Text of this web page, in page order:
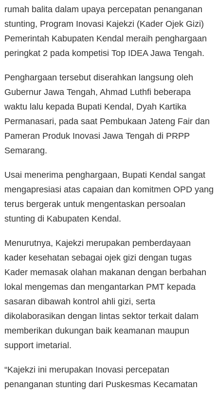
rumah balita dalam upaya percepatan penanganan
stunting, Program Inovasi Kajekzi (Kader Ojek Gizi)
Pemerintah Kabupaten Kendal meraih penghargaan
peringkat 2 pada kompetisi Top IDEA Jawa Tengah.
Penghargaan tersebut diserahkan langsung oleh
Gubernur Jawa Tengah, Ahmad Luthfi beberapa
waktu lalu kepada Bupati Kendal, Dyah Kartika
Permanasari, pada saat Pembukaan Jateng Fair dan
Pameran Produk Inovasi Jawa Tengah di PRPP
Semarang.
Usai menerima penghargaan, Bupati Kendal sangat
mengapresiasi atas capaian dan komitmen OPD yang
terus bergerak untuk mengentaskan persoalan
stunting di Kabupaten Kendal.
Menurutnya, Kajekzi merupakan pemberdayaan
kader kesehatan sebagai ojek gizi dengan tugas
Kader memasak olahan makanan dengan berbahan
lokal mengemas dan mengantarkan PMT kepada
sasaran dibawah kontrol ahli gizi, serta
dikolaborasikan dengan lintas sektor terkait dalam
memberikan dukungan baik keamanan maupun
support imetarial.
“Kajekzi ini merupakan Inovasi percepatan
penanganan stunting dari Puskesmas Kecamatan